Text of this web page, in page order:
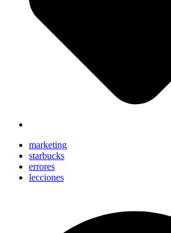
marketing
starbucks
errores
lecciones